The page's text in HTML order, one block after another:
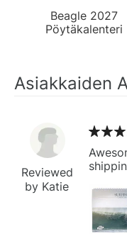
Beagle 2027
Pöytäkalenteri
Asiakkaiden
Reviewed
by Katie